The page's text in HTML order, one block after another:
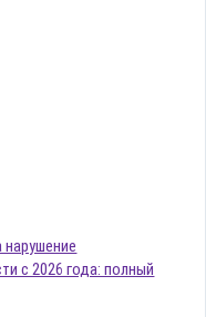
с 2026 года: полный